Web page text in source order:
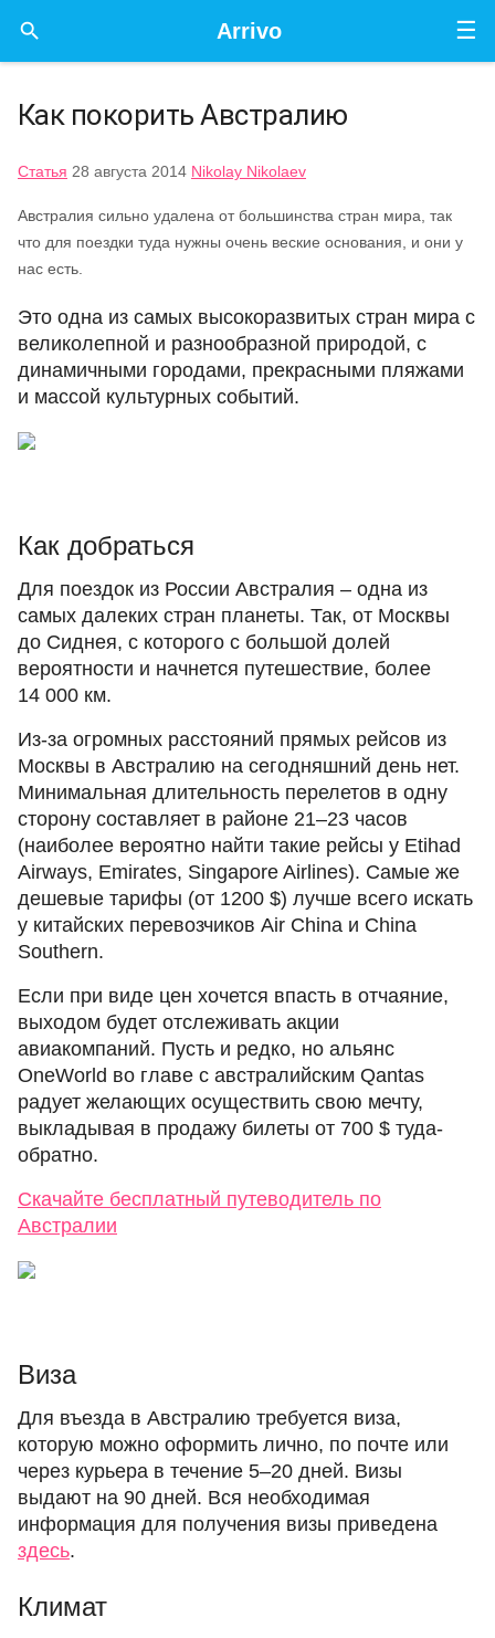
☰
Arrivo

Как покорить Австралию
Статья 28 августа 2014 Nikolay Nikolaev
Австралия сильно удалена от большинства стран мира, так
что для поездки туда нужны очень веские основания, и они у
нас есть.
Это одна из самых высокоразвитых стран мира с
великолепной и разнообразной природой, с
динамичными городами, прекрасными пляжами
и массой культурных событий.
Как добраться
Для поездок из России Австралия – одна из
самых далеких стран планеты. Так, от Москвы
до Сиднея, с которого с большой долей
вероятности и начнется путешествие, более
14 000 км.
Из-за огромных расстояний прямых рейсов из
Москвы в Австралию на сегодняшний день нет.
Минимальная длительность перелетов в одну
сторону составляет в районе 21–23 часов
(наиболее вероятно найти такие рейсы у Etihad
Airways, Emirates, Singapore Airlines). Самые же
дешевые тарифы (от 1200 $) лучше всего искать
у китайских перевозчиков Air China и China
Southern.
Если при виде цен хочется впасть в отчаяние,
выходом будет отслеживать акции
авиакомпаний. Пусть и редко, но альянс
OneWorld во главе с австралийским Qantas
радует желающих осуществить свою мечту,
выкладывая в продажу билеты от 700 $ туда-
обратно.
Скачайте бесплатный путеводитель по
Австралии
Виза
Для въезда в Австралию требуется виза,
которую можно оформить лично, по почте или
через курьера в течение 5–20 дней. Визы
выдают на 90 дней. Вся необходимая
информация для получения визы приведена
здесь.
Климат